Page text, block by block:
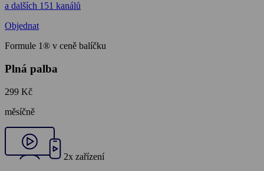
a dalších 151 kanálů
Objednat
Formule 1® v ceně balíčku
Plná palba
299 Kč
měsíčně
2x zařízení